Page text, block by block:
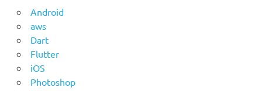
Android
aws
Dart
Flutter
iOS
Photoshop